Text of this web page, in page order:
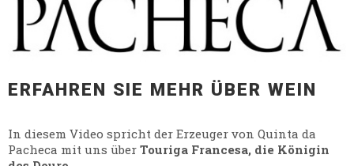
ERFAHREN SIE MEHR ÜBER WEIN
In diesem Video spricht der Erzeuger von Quinta da
Pacheca mit uns über Touriga Francesa, die Königin